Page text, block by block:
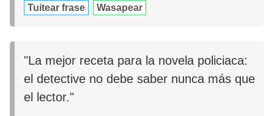
Tuitear frase Wasapear
"La mejor receta para la novela policiaca:
el detective no debe saber nunca más que
el lector."